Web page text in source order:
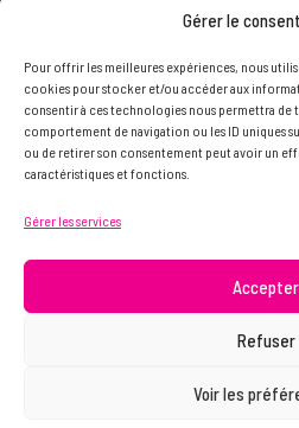
Gérer le
Pour offrir les meilleures expériences, nous
cookies pour stocker et/ou accéder aux
consentir à ces technologies nous permettra de
comportement de navigation ou les ID uniques
ou de retirer son consentement peut avoir un
caractéristiques et fonctions.
Gérer les services
Accepter
Refuser
Voir les
CONCOURS
DEVENIR PARTENAIRE
POLITIQUE DE
© 2021 FEMME D’HOCKEY |